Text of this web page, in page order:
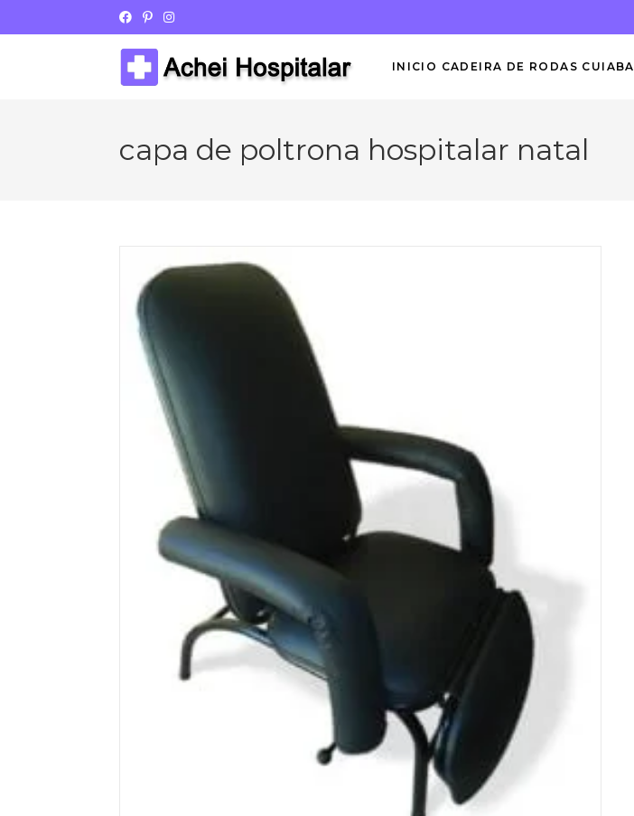
INICIO CADEIRA DE RODAS CUIABA
capa de poltrona hospitalar natal